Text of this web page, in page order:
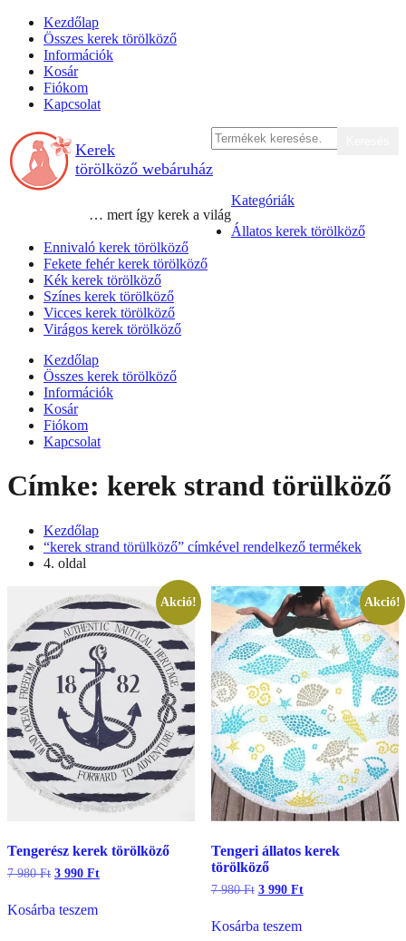
Skip
content
Kezdőlap
Összes kerek törölköző
Információk
Kosár
Fiókom
Kapcsolat
következőre:
Kerek
törölköző webáruház
… mert így kerek a világ
Kategóriák
Állatos kerek törölköző
Ennivaló kerek törölköző
Fekete fehér kerek törölköző
Kék kerek törölköző
Színes kerek törölköző
Vicces kerek törölköző
Virágos kerek törölköző
Kezdőlap
Összes kerek törölköző
Információk
Kosár
Fiókom
Kapcsolat
Címke: kerek strand törülköző
Kezdőlap
“kerek strand törülköző” címkével rendelkező termékek
4. oldal
Akció!
Tengerész kerek törölköző
7 980Ft Original
7
3 990 FtCurrent
Kosárba teszem
Akció!
Tengeri állatos kerek
törölköző
7 980Ft Original
7
3 990 FtCurrent
Kosárba teszem